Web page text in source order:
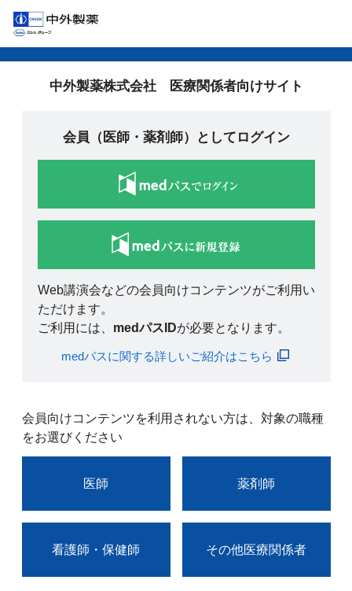
中外製薬株式会社 医療関係者向けサイト
会員（医師・薬剤師）としてログイン
Web講演会などの会員向けコンテンツがご利用い
ただけます。
ご利用には、 medパスIDが必要となります。
medパスに関する詳しいご紹介はこちら
会員向けコンテンツを利用されない方は、対象の職種
をお選びください
医師 薬剤師
看護師・保健師 その他医療関係者